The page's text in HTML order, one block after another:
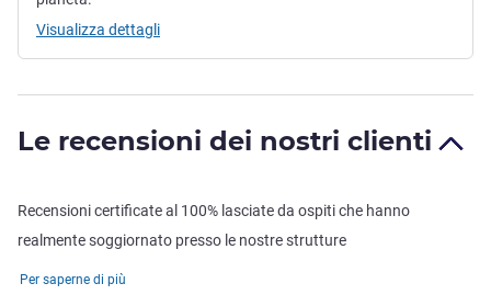
Visualizza dettagli
Le recensioni dei nostri clienti
Recensioni certificate al 100% lasciate da ospiti che hanno
realmente soggiornato presso le nostre strutture
Per saperne di più